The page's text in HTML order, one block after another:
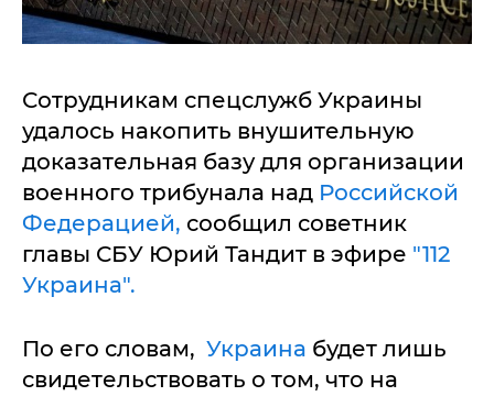
Сотрудникам спецслужб Украины
удалось накопить внушительную
доказательная базу для организации
военного трибунала над Российской
Федерацией, сообщил советник
главы СБУ Юрий Тандит в эфире "112
Украина".
По его словам, Украина будет лишь
свидетельствовать о том, что на